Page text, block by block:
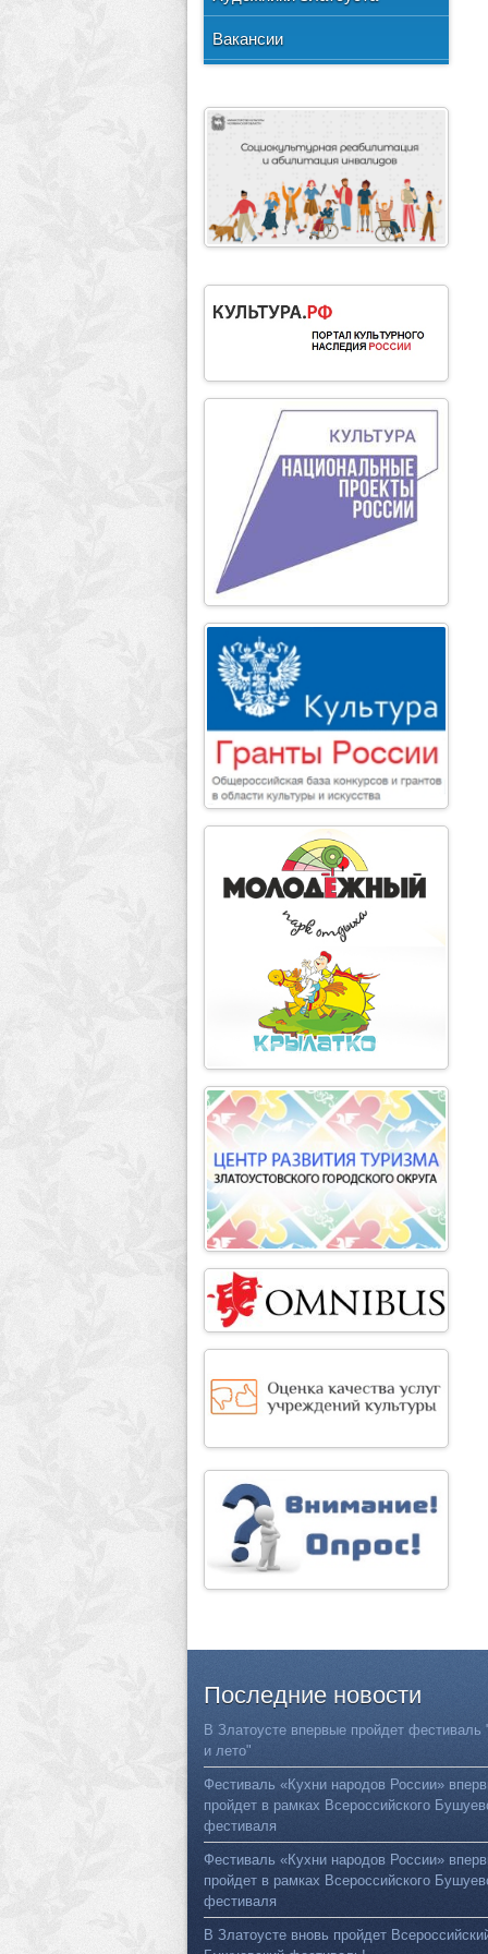
Формы документов
Вакансии
Последние новости
В Златоусте впервые пройдет фестиваль
и лето"
Фестиваль «Кухни народов России»
пройдет в рамках Всероссийского
фестиваля
Фестиваль «Кухни народов России»
пройдет в рамках Всероссийского
фестиваля
В Златоусте вновь пройдет